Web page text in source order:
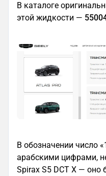
В каталоге
этой жидкости —
В обозначении число
арабскими цифрами,
Spirax S5 DCT X — оно